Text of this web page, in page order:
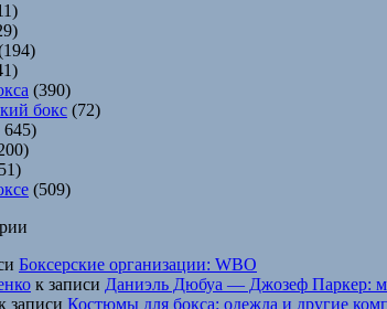
(390)
бокс (72)
645)
(509)
Боксерские организации: WBO
к записи Даниэль Дюбуа — Джозеф Паркер:
записи Костюмы для бокса: одежда и другие